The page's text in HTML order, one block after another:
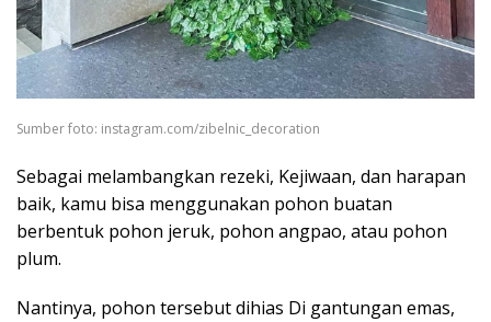
Sumber foto: instagram.com/zibelnic_decoration
Sebagai melambangkan rezeki, Kejiwaan, dan harapan
baik, kamu bisa menggunakan pohon buatan
berbentuk pohon jeruk, pohon angpao, atau pohon
plum.
Nantinya, pohon tersebut dihias Di gantungan emas,